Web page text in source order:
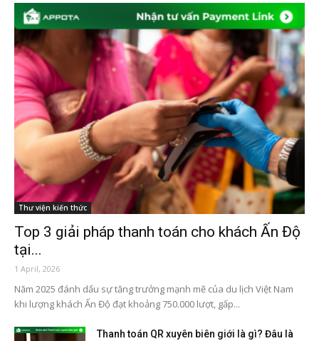
Thư viện kiến thức
Top 3 giải pháp thanh toán cho khách Ấn Độ
tại...
1 April, 2026
Năm 2025 đánh dấu sự tăng trưởng mạnh mẽ của du lịch Việt Nam
khi lượng khách Ấn Độ đạt khoảng 750.000 lượt, gấp...
Thanh toán QR xuyên biên giới là gì? Đâu là